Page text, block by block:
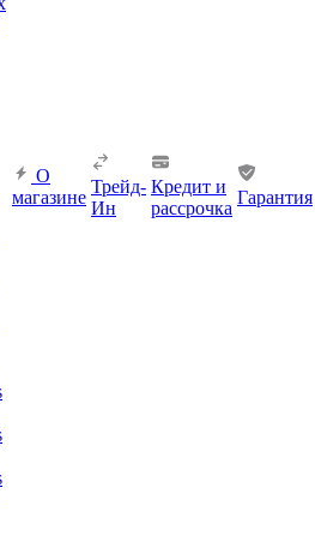
О
магазине
Трейд-
Ин
Кредит и
рассрочка
Гарантия